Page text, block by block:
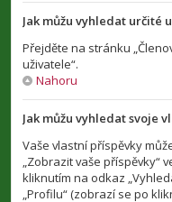
Jak můžu vyhledat určité
Přejděte na stránku
uživatele“.
Nahoru
Jak můžu vyhledat svoje
Vaše vlastní příspěvky
„Zobrazit vaše příspěvky“
kliknutím na odkaz
„Profilu“ (zobrazí se po